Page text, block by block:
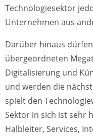
Technologiesektor
Unternehmen aus
Darüber hinaus
übergeordneten
Digitalisierung und
und werden die
spielt den
Sektor in sich ist sehr
Halbleiter, Services,